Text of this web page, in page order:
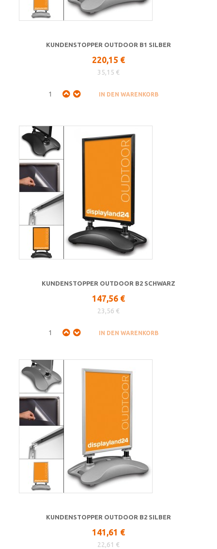
KUNDENSTOPPER OUTDOOR B1 SILBER
220,15 €
35,15 €
KUNDENSTOPPER OUTDOOR B2 SCHWARZ
147,56 €
23,56 €
KUNDENSTOPPER OUTDOOR B2 SILBER
141,61 €
22,61 €